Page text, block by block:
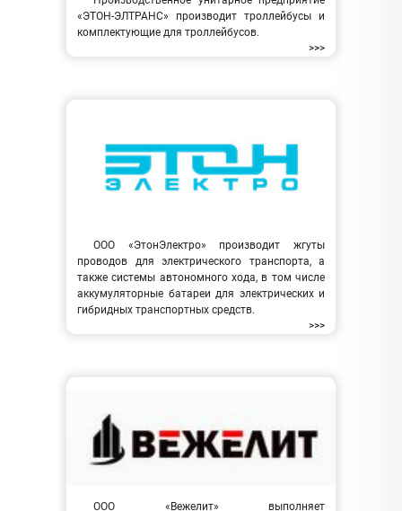
«ЭТОН-ЭЛТРАНС» производит троллейбусы и
комплектующие для троллейбусов.
>>>
ООО «ЭтонЭлектро» производит жгуты
проводов для электрического транспорта, а
также системы автономного хода, в том числе
аккумуляторные батареи для электрических и
гибридных транспортных средств.
>>>
ООО «Вежелит» выполняет